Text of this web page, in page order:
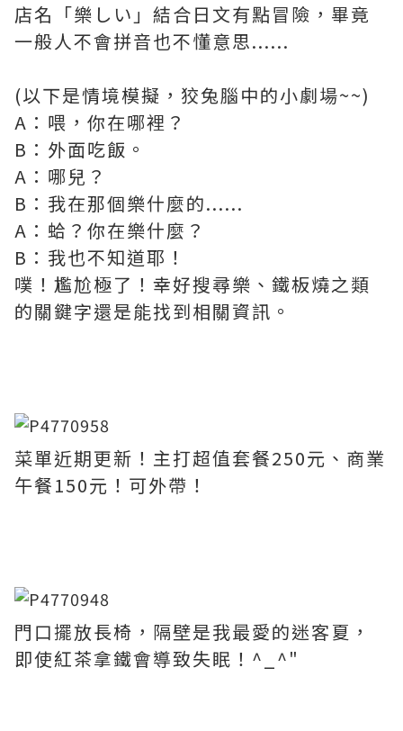
店名「樂しい」結合日文有點冒險，畢竟
一般人不會拼音也不懂意思......
(以下是情境模擬，狡兔腦中的小劇場~~)
A：喂，你在哪裡？
B：外面吃飯。
A：哪兒？
B：我在那個樂什麼的......
A：蛤？你在樂什麼？
B：我也不知道耶！
噗！尷尬極了！幸好搜尋樂、鐵板燒之類
的關鍵字還是能找到相關資訊。
菜單近期更新！主打超值套餐250元、商業
午餐150元！可外帶！
門口擺放長椅，隔壁是我最愛的迷客夏，
即使紅茶拿鐵會導致失眠！^_^"